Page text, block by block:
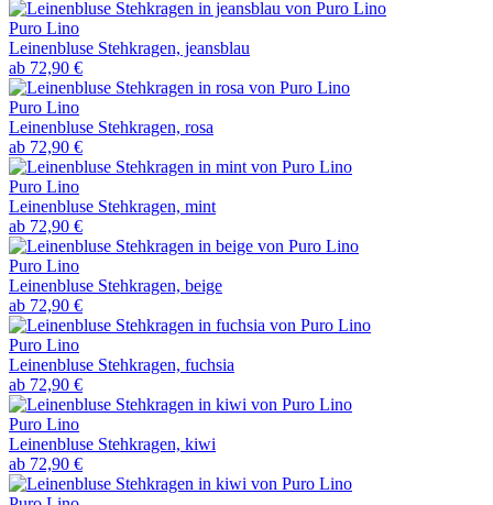
Puro Lino
Leinenbluse Stehkragen, jeansblau
ab 72,90 €
Puro Lino
Leinenbluse Stehkragen, rosa
ab 72,90 €
Puro Lino
Leinenbluse Stehkragen, mint
ab 72,90 €
Puro Lino
Leinenbluse Stehkragen, beige
ab 72,90 €
Puro Lino
Leinenbluse Stehkragen, fuchsia
ab 72,90 €
Puro Lino
Leinenbluse Stehkragen, kiwi
ab 72,90 €